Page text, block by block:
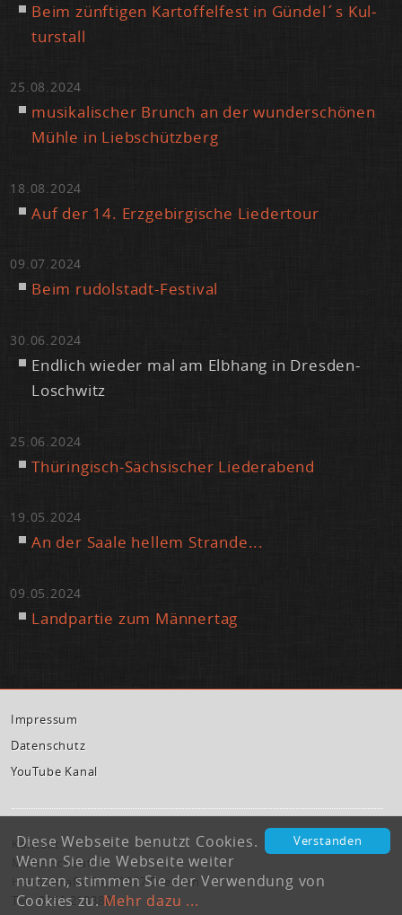
Beim zünf­ti­gen Kar­tof­fel­fest in Gün­del´s Kul­
tur­stall
25.08.2024
mu­si­ka­li­scher Brunch an der wun­der­schö­nen
Müh­le in Lieb­schütz­berg
18.08.2024
Auf der 14. Erz­ge­bir­gi­sche Lie­der­tour
09.07.2024
Beim ru­dol­stadt-Fes­ti­val
30.06.2024
End­lich wie­der mal am Elb­hang in Dres­den-
Losch­witz
25.06.2024
Thü­rin­gisch-Säch­si­scher Lie­der­abend
19.05.2024
An der Saa­le hel­lem Stran­de...
09.05.2024
Land­par­tie zum Män­ner­tag
Im­pres­sum
Da­ten­schutz
You­Tube Ka­nal
Kontakt:
Micha Schaufuß
Hauptstraße 3a, 01097 Dresden
Tel.: 0351 2188801
Verstanden
Diese Webseite benutzt Cookies.
Wenn Sie die Webseite weiter
nutzen, stimmen Sie der Verwendung von
Cookies zu.Mehr dazu ...